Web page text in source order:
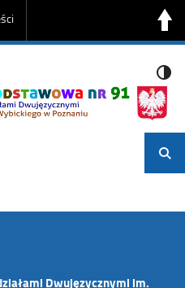
Dwujęzycznymi im.